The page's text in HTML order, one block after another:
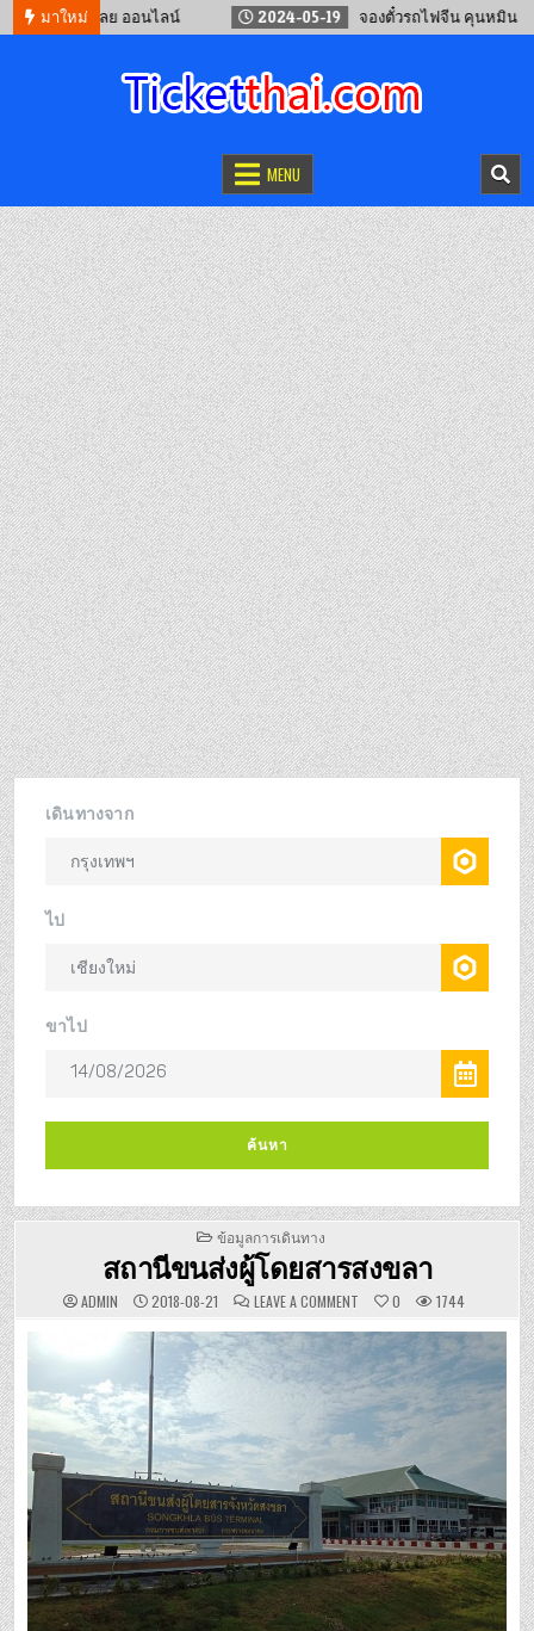
มาใหม่
พ – จ.เลย ออนไลน์ 2024-05-19 จองตั๋วรถไฟจีน คุนหมิน – เวียงจั
MENU
POSTED
IN
ข้อมูลการเดินทาง
สถานีขนส่งผู้โดยสารสงขลา
ADMIN 2018-08-21 LEAVE A COMMENTON
สถานี
ขนส่ง
โดยสาร
สงขลา
0 1744